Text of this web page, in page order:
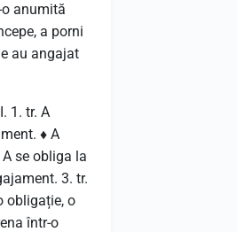
anumită
a porni
au angajat
1. tr. A
♦ A
se obliga la
3. tr.
obligație, o
într-o